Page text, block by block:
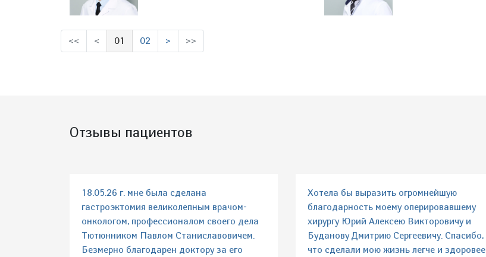
<< <
01
02 > >>
Отзывы пациентов
18.05.26 г. мне была сделана
гастроэктомия великолепным врачом-
онкологом, профессионалом своего дела
Тютюнником Павлом Станиславовичем.
Безмерно благодарен доктору за его
Хотела бы выразить огромнейшую
благодарность моему оперировавшему
хирургу Юрий Алексею Викторовичу и
Буданову Дмитрию Сергеевичу. Спасибо,
что сделали мою жизнь легче и здоровее.